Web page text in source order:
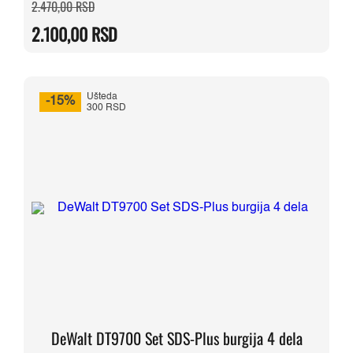
2.470,00RSDcena
bila:
2.470,00 RSD.
2.100,00RSD
cena
2.100,00 RSD.
-15%
Ušteda
300 RSD
DeWalt DT9700 Set SDS-Plus burgija 4 dela